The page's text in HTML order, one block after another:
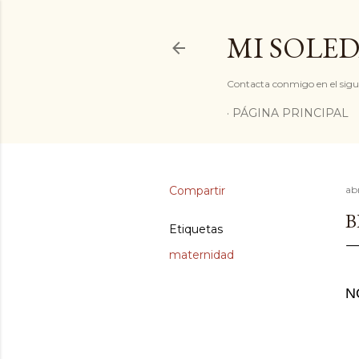
MI
Contacta conmigo en el
PÁGINA PRINCIPAL
Compartir
Etiquetas
maternidad